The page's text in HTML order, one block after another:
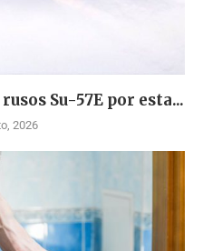
Su-57E por esta...
2026